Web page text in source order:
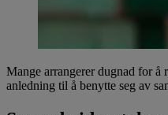
Mange arrangerer dugnad for å
anledning til å benytte seg av